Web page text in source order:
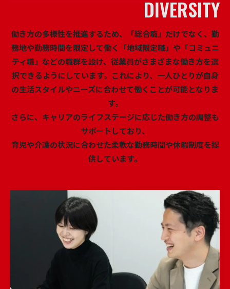
働き方の多様性を推進するため、「総合職」だけでなく、勤
務地や勤務時間を限定して働く「地域限定職」や「コミュニ
ティ職」などの職群を設け、従業員がさまざまな働き方を選
択できるようにしています。これにより、一人ひとりが自身
の生活スタイルやニーズに合わせて働くことが可能となりま
す。
さらに、キャリアのライフステージに応じた働き方の調整も
サポートしており、
育児や介護の状況に合わせた柔軟な勤務時間や休暇制度を提
供しています。